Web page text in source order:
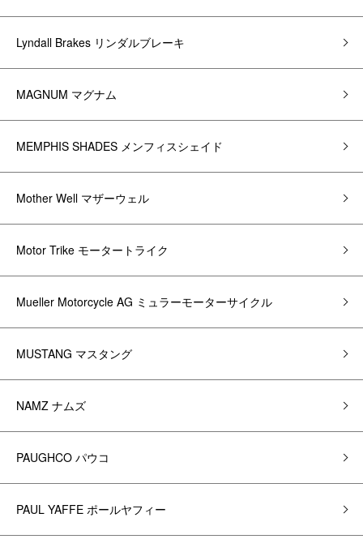
Lyndall Brakes リンダルブレーキ
MAGNUM マグナム
MEMPHIS SHADES メンフィスシェイド
Mother Well マザーウェル
Motor Trike モータートライク
Mueller Motorcycle AG ミュラーモーターサイクル
MUSTANG マスタング
NAMZ ナムズ
PAUGHCO パウコ
PAUL YAFFE ポールヤフィー